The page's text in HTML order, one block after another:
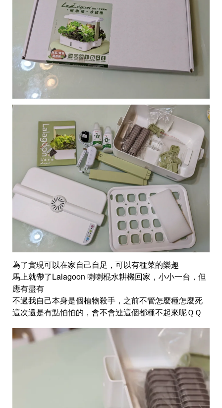
為了實現可以在家自己自足，可以有種菜的樂趣
馬上就帶了Lalagoon 喇喇棍水耕機回家，小小一台，但
應有盡有
不過我自己本身是個植物殺手，之前不管怎麼種怎麼死
這次還是有點怕怕的，會不會連這個都種不起來呢ＱＱ